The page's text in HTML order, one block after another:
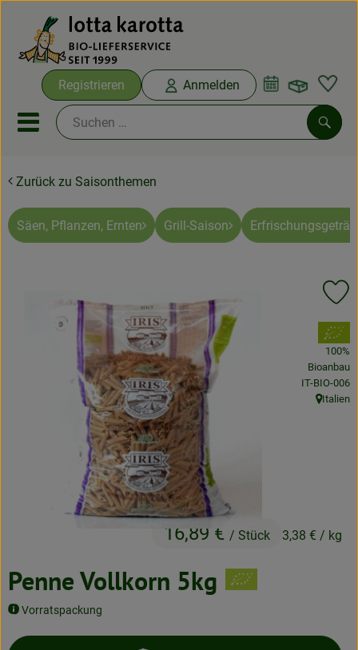
Registrieren Anmelden
Mobiles Menu öffnen oder
Ökokisten
Bio-Kochboxen
Ökokisten
Saisonthemen
Neues & Angebote
Obst & Gemüse
Speisekammer
Getränke
So gehts
Über uns
Zurück zu Saisonthemen
Säen, Pflanzen, Ernten Grill-Saison
Penne Vollkorn 5kg
Vorratspackung
16,89 € / Stück 3,38 € / kg
, Verband:
100%
Bioanbau
,IT-BIO-006
,
Italien